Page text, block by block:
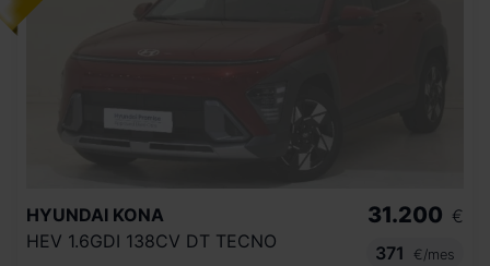
HYUNDAI KONA
HEV 1.6GDI 138CV DT TECNO
31.200 €
371
€/mes